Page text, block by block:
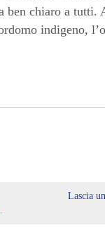
ben chiaro a tutti.
indigeno,
Lascia
.